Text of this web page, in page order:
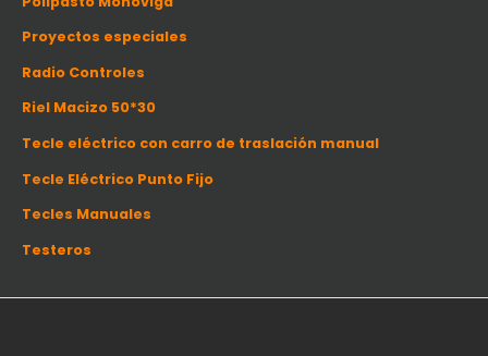
Proyectos especiales
Radio Controles
Riel Macizo 50*30
Tecle eléctrico con carro de traslación manual
Tecle Eléctrico Punto Fijo
Tecles Manuales
Testeros